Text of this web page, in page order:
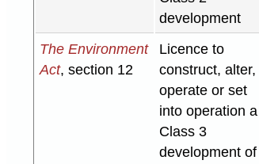
development
The Environment
Act, section 12
Licence to
construct, alter,
operate or set
into operation a
Class 3
development of